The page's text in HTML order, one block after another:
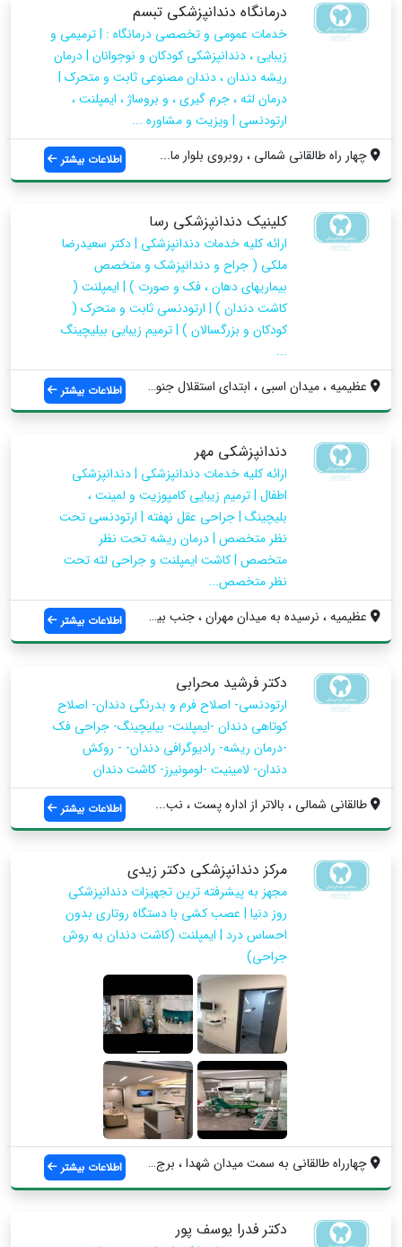
درمانگاه دندانپزشکی تبسم
خدمات عمومی و تخصصی درمانگاه : | ترمیمی و
زیبایی ، دندانپزشکی کودکان و نوجوانان | درمان
ریشه دندان ، دندان مصنوعی ثابت و متحرک |
درمان لثه ، جرم گیری ، و بروساژ ، ایمپلنت ،
ارتودنسی | ویزیت و مشاوره ...
چهار راه طالقانی شمالی ، روبروی بلوار ما...
اطلاعات بیشتر
کلینیک دندانپزشکی رسا
ارائه کلیه خدمات دندانپزشکی | دکتر سعیدرضا
ملکی ( جراح و دندانپزشک و متخصص
بیماریهای دهان ، فک و صورت ) | ایمپلنت (
کاشت دندان ) | ارتودنسی ثابت و متحرک (
کودکان و بزرگسالان ) | ترمیم زیبایی بیلیچینگ
...
عظیمیه ، میدان اسبی ، ابتدای استقلال جنو...
اطلاعات بیشتر
دندانپزشکی مهر
ارائه کلیه خدمات دندانپزشکی | دندانپزشکی
اطفال | ترمیم زیبایی کامپوزیت و لمینت ،
بلیچینگ | جراحی عقل نهفته | ارتودنسی تحت
نظر متخصص | درمان ریشه تحت نظر
متخصص | کاشت ایمپلنت و جراحی لثه تحت
نظر متخصص...
عظیمیه ، نرسیده به میدان مهران ، جنب بیم...
اطلاعات بیشتر
دکتر فرشید محرابی
ارتودنسی- اصلاح فرم و بدرنگی دندان- اصلاح
کوتاهی دندان -ایمپلنت- بیلیچینگ- جراحی فک
-درمان ریشه- رادیوگرافی دندان- - روکش
دندان- لامینیت -لومونیرز- کاشت دندان
طالقانی شمالی ، بالاتر از اداره پست ، نب...
اطلاعات بیشتر
مرکز دندانپزشکی دکتر زیدی
مجهز به پیشرفته ترین تجهیزات دندانپزشکی
روز دنیا | عصب کشی با دستگاه روتاری بدون
احساس درد | ایمپلنت (کاشت دندان به روش
جراحی)
چهارراه طالقانی به سمت میدان شهدا ، برج ... اطلاعات بیشتر
دکتر فدرا یوسف پور